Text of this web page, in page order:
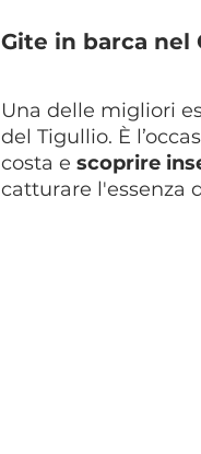
Gite in barca nel
Una delle migliori
del Tigullio. È
costa e scoprire
catturare l'essenza